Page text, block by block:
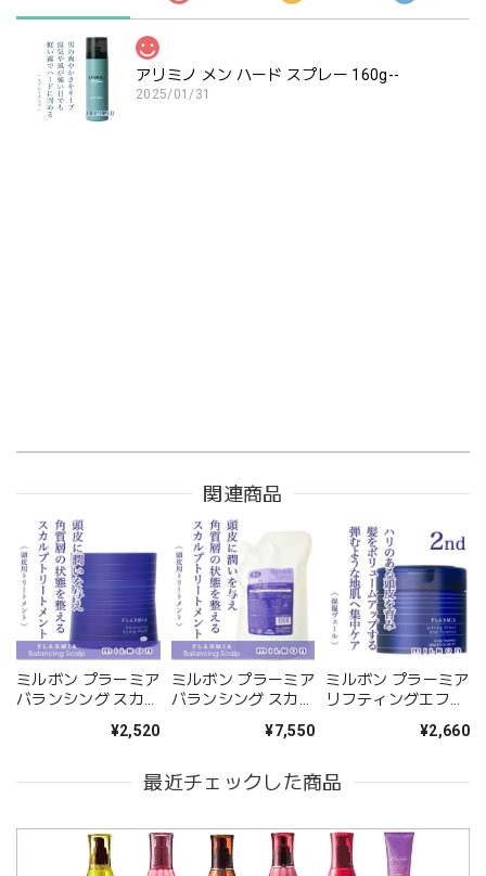
アリミノ メン ハード スプレー 160g--
2025/01/31
関連商品
ミルボン プラーミア
バランシング スカル
¥2,520
ミルボン プラーミア
バランシング スカル
¥7,550
ミルボン プラーミア
リフティングエフェ
¥2,660
最近チェックした商品